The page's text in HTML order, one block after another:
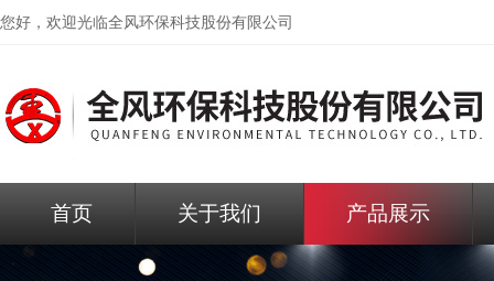
您好，欢迎光临全风环保科技股份有限公司
首页 关于我们 产品展示